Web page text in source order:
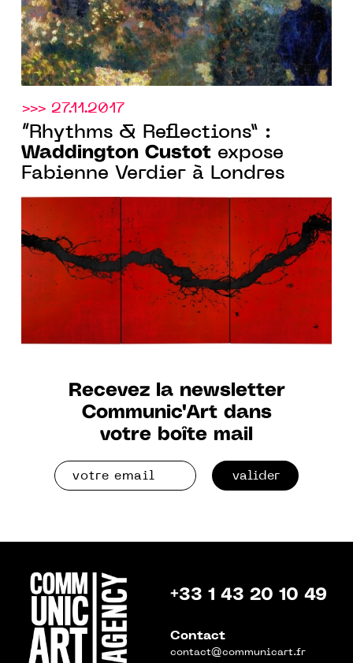
>>> 27.11.2017
“Rhythms & Reflections” :
Waddington Custot expose
Fabienne Verdier à Londres
Recevez la newsletter
Communic'Art dans
votre boîte mail
valider
+33 1 43 20 10 49
Contact
contact@communicart.fr